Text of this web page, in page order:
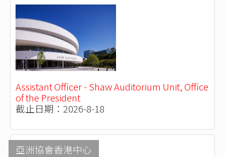
Assistant Officer - Shaw Auditorium Unit, Office
of the President
截止日期：2026-8-18
亞洲協會香港中心